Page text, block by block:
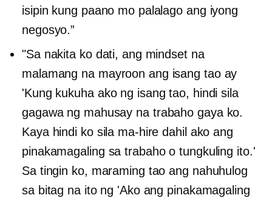
isipin kung paano mo palalago ang iyong
negosyo.”
"Sa nakita ko dati, ang mindset na
malamang na mayroon ang isang tao ay
'Kung kukuha ako ng isang tao, hindi sila
gagawa ng mahusay na trabaho gaya ko.
Kaya hindi ko sila ma-hire dahil ako ang
pinakamagaling sa trabaho o tungkuling ito.'
Sa tingin ko, maraming tao ang nahuhulog
sa bitag na ito ng 'Ako ang pinakamagaling